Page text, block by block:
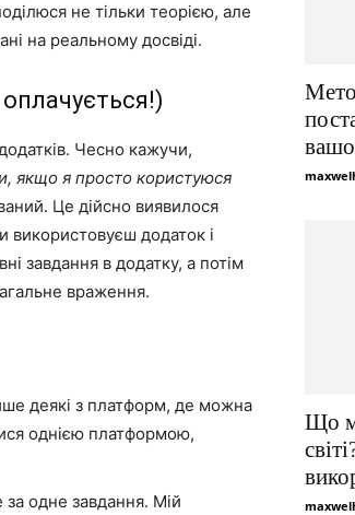
не тільки теорією, але
на реальному досвіді.
Чесно кажучи,
якщо я просто користуюся
Це дійсно виявилося
використовуєш додаток і
завдання в додатку, а потім
враження.
деякі з платформ, де можна
однією платформою,
одне завдання. Мій
Що